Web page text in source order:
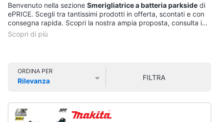
Tv
e
Smart
Videogiochi
Livella
Generatore
di
corrente
Vedi
tutti
Benvenuto nella sezione Smerigliatrice a batteria parkside di
ePRICE. Scegli tra tantissimi prodotti in offerta, scontati e con
consegna rapida. Scopri la nostra ampia proposta, consulta i
prezzi e acquista comodamente online.
ORDINA PER
Rilevanza
FILTRA